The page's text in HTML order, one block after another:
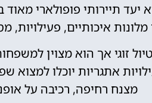
ק"מ הוא יעד תיירותי פופולארי
איכותיים, פעילויות,
זוגי אך הוא מצוין
אתגריות יוכלו למצוא
מצנח רחיפה, רכיבה על